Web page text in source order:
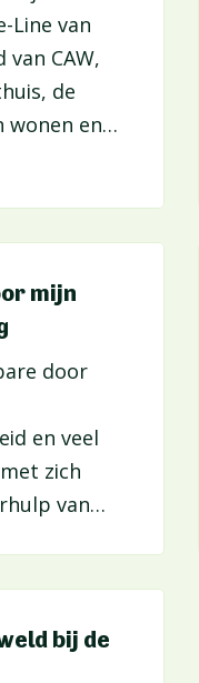
Line van
van CAW,
de
wonen en
mijn
door
en veel
zich
van
bij de